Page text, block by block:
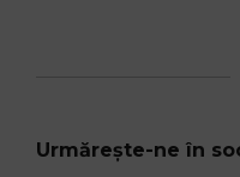
Urmărește-ne în